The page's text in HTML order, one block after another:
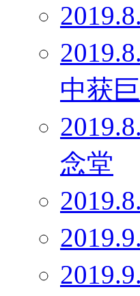
中获
念堂